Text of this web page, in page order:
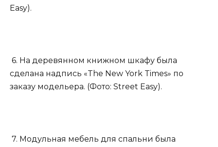
Easy).
6. На деревянном книжном шкафу была
сделана надпись «The New York Times» по
заказу модельера. (Фото: Street Easy).
7. Модульная мебель для спальни была